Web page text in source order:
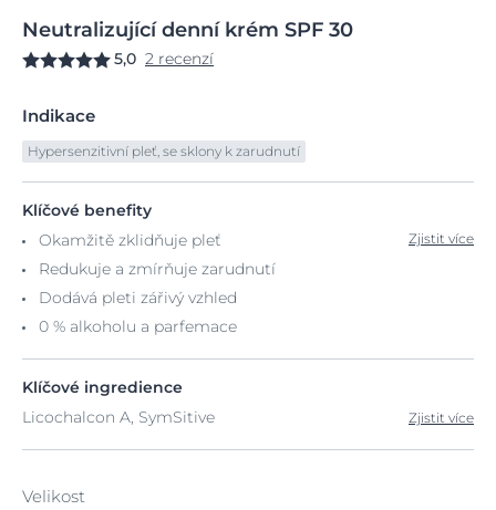
Neutralizujícídenní krém SPF 30
5,0 2 recenzí
Indikace
Hypersenzitivní pleť, se sklony k zarudnutí
Klíčové benefity
Okamžitě zklidňuje pleť
Redukuje a zmírňuje zarudnutí
Dodává pleti zářivý vzhled
0 % alkoholu a parfemace
Zjistit více
Klíčové ingredience
Licochalcon A, SymSitive
Zjistit více
Velikost